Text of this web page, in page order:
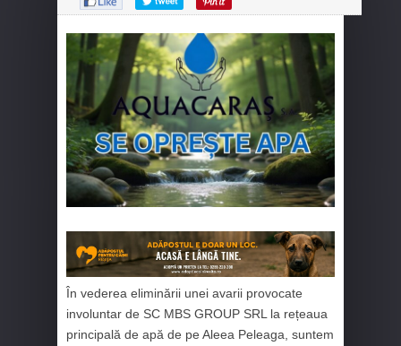
În vederea eliminării unei avarii provocate
involuntar de SC MBS GROUP SRL la rețeaua
principală de apă de pe Aleea Peleaga, suntem